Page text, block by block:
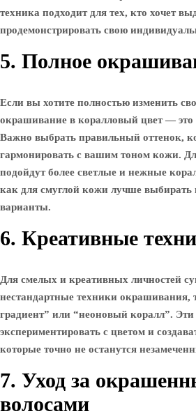
техника подходит для тех, кто хочет
продемонстрировать свою
5. Полное
Если вы хотите полностью изменить
окрашивание в коралловый цвет — это
Важно выбрать правильный оттенок,
гармонировать с вашим тоном кожи.
подойдут более светлые и нежные
как для смуглой кожи лучше
варианты.
6. Креативные
Для смелых и креативных личностей
нестандартные техники окрашивания,
градиент” или “неоновый коралл”.
экспериментировать с цветом и
которые точно не останутся
7. Уход за
волосами